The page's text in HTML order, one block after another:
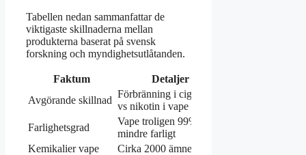
Tabellen nedan sammanfattar de
viktigaste skillnaderna mellan
produkterna baserat på svensk
forskning och myndighetsutlåtanden.
Faktum
Detaljer
Avgörande skillnad
Förbränning i cigaretter
vs nikotin i vape
Farlighetsgrad
Vape troligen 99%
mindre farligt
Kemikalier vape
Cirka 2000 ämnen